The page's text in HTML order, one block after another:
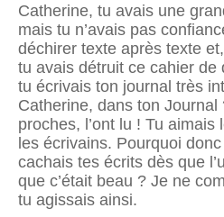
Catherine, tu avais une
mais tu n’avais pas
déchirer texte après texte
tu avais détruit ce cahier de
tu écrivais ton journal très
Catherine, dans ton
proches, l’ont lu ! Tu
les écrivains. Pourquoi
cachais tes écrits dès que
que c’était beau ? Je ne
tu agissais ainsi.